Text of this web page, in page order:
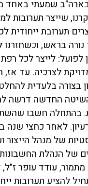
בארה"ב שמעתי באחד
שייצר תערובות
תערובת ייחודית
בראש, וכשחזרנו
לפועל: לייצר לכל
לצרכיה. עד אז,
בצורה בלעדית
החדשה דרשה
בהתחלה חשבו
לאחר כחצי שנה
של מנהל הייצור
של הנהלת
עודד עופר